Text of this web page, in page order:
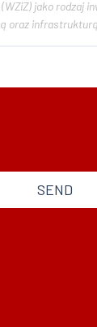
jako rodzaj
oraz
SEND